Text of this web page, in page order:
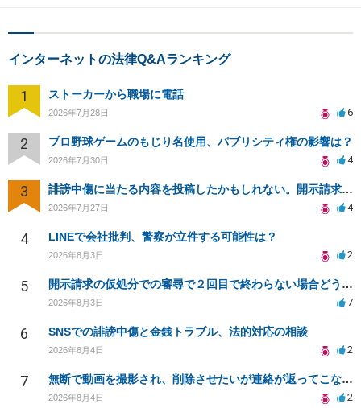
インターネットの法律Q&Aランキング
1 ストーカーから職場に電話
2026年7月28日 6
2 プロ野球ゲームのもじり名使用、パブリシティ権の影響は？
2026年7月30日 4
3 誹謗中傷に当たる内容を投稿したかもしれない。開示請求や民事刑事裁判に発展しうるのか教えて欲しい。
2026年7月27日 4
4 LINEで会社批判、警察が立件する可能性は？
2026年8月3日 2
5 開示請求の仮処分での審尋で２回目で終わらない場合どうしたらいいですか
2026年8月3日 7
6 SNSでの誹謗中傷と金銭トラブル、法的対応の相談
2026年8月4日 2
7 無断で動画を撮影され、削除させたいが連絡が返ってこない。
2026年8月4日 2